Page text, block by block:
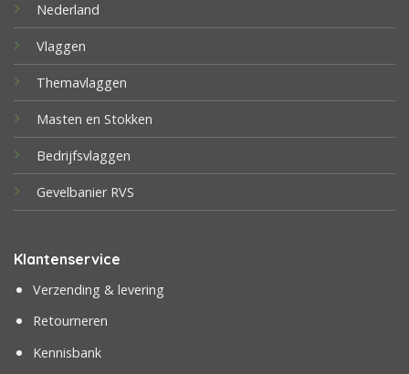
Nederland
Vlaggen
Themavlaggen
Masten en Stokken
Bedrijfsvlaggen
Gevelbanier RVS
Klantenservice
Verzending & levering
Retourneren
Kennisbank